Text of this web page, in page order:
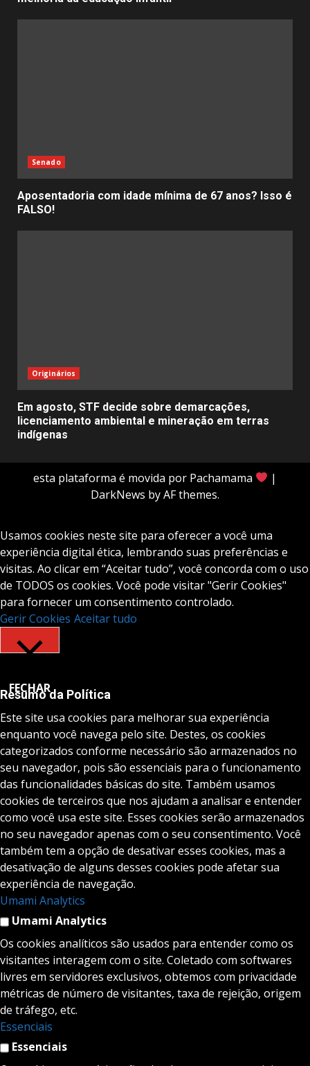
Senado
Aposentadoria com idade mínima de 67 anos? Isso é
FALSO!
Originários
Em agosto, STF decide sobre demarcações,
licenciamento ambiental e mineração em terras
indígenas
esta plataforma é movida por Pachamama
|
DarkNews by AF themes.
Usamos cookies neste site para oferecer a você uma
experiência digital ética, lembrando suas preferências e
visitas. Ao clicar em “Aceitar tudo”, você concorda com o uso
de TODOS os cookies. Você pode visitar "Gerir Cookies"
para fornecer um consentimento controlado.
Gerir Cookies Aceitar tudo
FECHAR
Resumo da Política
Este site usa cookies para melhorar sua experiência
enquanto você navega pelo site. Destes, os cookies
categorizados conforme necessário são armazenados no
seu navegador, pois são essenciais para o funcionamento
das funcionalidades básicas do site. Também usamos
cookies de terceiros que nos ajudam a analisar e entender
como você usa este site. Esses cookies serão armazenados
no seu navegador apenas com o seu consentimento. Você
também tem a opção de desativar esses cookies, mas a
desativação de alguns desses cookies pode afetar sua
experiência de navegação.
Umami Analytics
Umami Analytics
Os cookies analíticos são usados para entender como os
visitantes interagem com o site. Coletado com softwares
livres em servidores exclusivos, obtemos com privacidade
métricas de número de visitantes, taxa de rejeição, origem
de tráfego, etc.
Essenciais
Essenciais